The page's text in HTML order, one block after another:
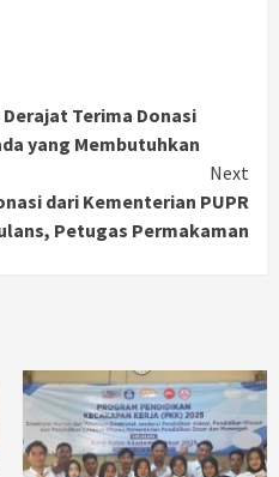
Terima Donasi
yang Membutuhkan
Next
dari Kementerian PUPR
Petugas Permakaman